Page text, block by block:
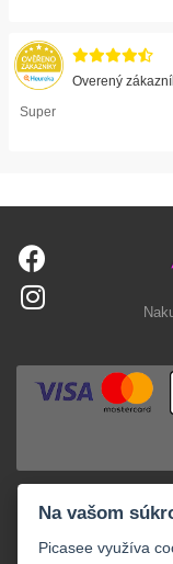
Overený
Super
Na vašom
Picasee využíva